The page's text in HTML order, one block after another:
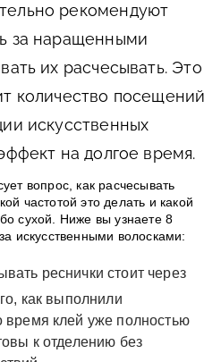
рекомендуют
за наращенными
их расчесывать. Это
количество посещений
искусственных
на долгое время.
вопрос, как расчесывать
частотой это делать и какой
сухой. Ниже вы узнаете 8
искусственными волосками:
реснички стоит через
как выполнили
время клей уже полностью
к отделению без